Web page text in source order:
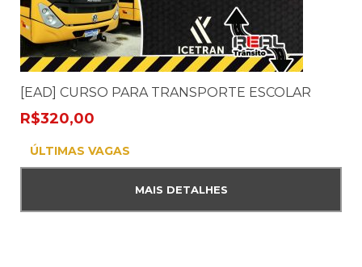
[EAD] CURSO PARA TRANSPORTE ESCOLAR
R$320,00
ÚLTIMAS VAGAS
MAIS DETALHES